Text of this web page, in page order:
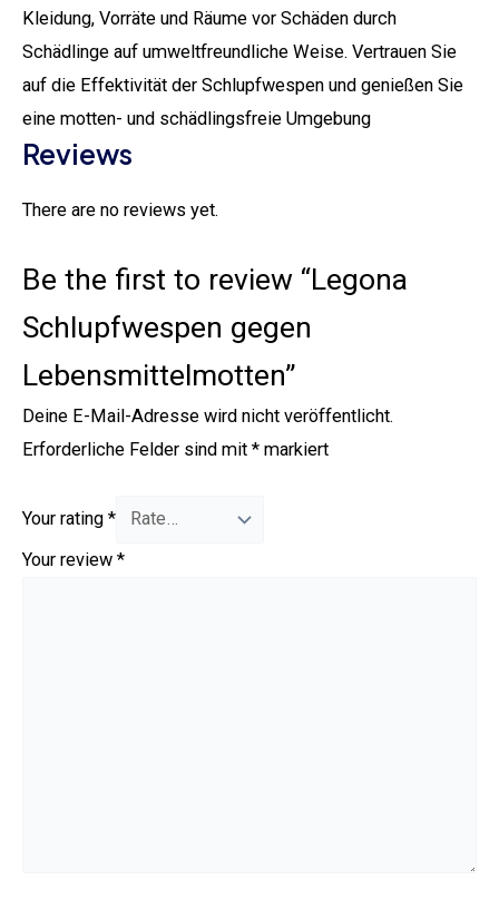
Kleidung, Vorräte und Räume vor Schäden durch
Schädlinge auf umweltfreundliche Weise. Vertrauen Sie
auf die Effektivität der Schlupfwespen und genießen Sie
eine motten- und schädlingsfreie Umgebung
Reviews
There are no reviews yet.
Be the first to review “Legona
Schlupfwespen gegen
Lebensmittelmotten”
Deine E-Mail-Adresse wird nicht veröffentlicht.
Erforderliche Felder sind mit * markiert
Your rating *
Your review *